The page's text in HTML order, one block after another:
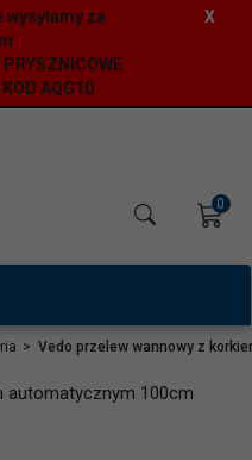
za
PRYSZNICOWE
AQG10
X
0
Vedo przelew wannowy z
automatycznym 100cm